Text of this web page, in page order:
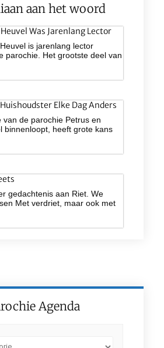
aan het woord
Heuvel Was Jarenlang Lector
is jarenlang lector
parochie. Het grootste deel van
Elke Dag Anders
van de parochie Petrus en
binnenloopt, heeft grote kans
gedachtenis aan Riet. We
Met verdriet, maar ook met
Agenda